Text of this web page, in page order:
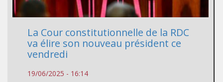
La Cour constitutionnelle de la RDC
va élire son nouveau président ce
vendredi
19/06/2025 - 16:14